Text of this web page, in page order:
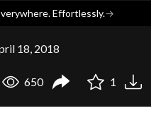
Effortlessly.→
18, 2018
650 1